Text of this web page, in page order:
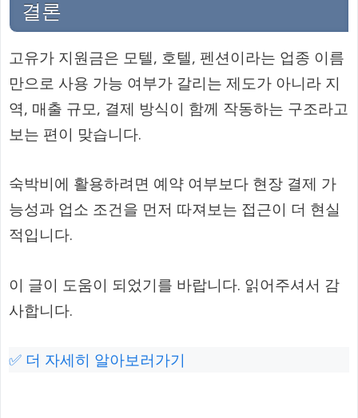
결론
고유가 지원금은 모텔, 호텔, 펜션이라는 업종 이름
만으로 사용 가능 여부가 갈리는 제도가 아니라 지
역, 매출 규모, 결제 방식이 함께 작동하는 구조라고
보는 편이 맞습니다.
숙박비에 활용하려면 예약 여부보다 현장 결제 가
능성과 업소 조건을 먼저 따져보는 접근이 더 현실
적입니다.
이 글이 도움이 되었기를 바랍니다. 읽어주셔서 감
사합니다.
✅ 더 자세히 알아보러가기